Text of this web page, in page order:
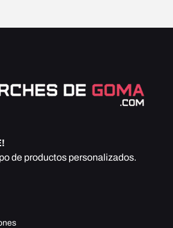
de productos personalizados.